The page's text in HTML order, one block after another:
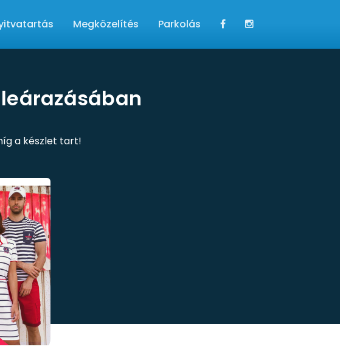
Megközelítés Parkolás
a készlet tart!